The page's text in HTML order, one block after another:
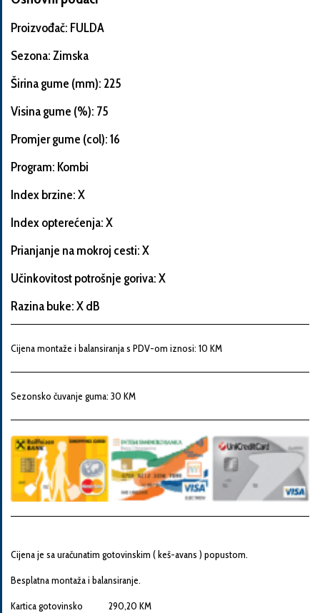
Broj
Informacije
o
automobila
Snaga
motora
Godina
proizvodnje
Vaša
Proizvođač: FULDA
Sezona: Zimska
Širina gume (mm): 225
Visina gume (%): 75
Promjer gume (col): 16
Program: Kombi
Index brzine: X
Index opterećenja: X
Prianjanje na mokroj cesti: X
Učinkovitost potrošnje goriva: X
Razina buke: X dB
Cijena montaže i balansiranja s PDV-om iznosi: 10 KM
Sezonsko čuvanje guma: 30 KM
Cijena je sa uračunatim gotovinskim ( keš-avans ) popustom.
Besplatna montaža i balansiranje.
Kartica gotovinsko 290,20 KM